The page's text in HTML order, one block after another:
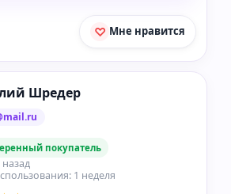
Мне нравится
Шредер
покупатель
назад
1 неделя